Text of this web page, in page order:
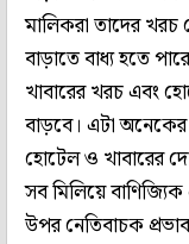
মালিকরা তাদের
বাড়াতে বাধ্য হতে
খাবারের খরচ এবং
বাড়বে। এটা
হোটেল ও খাবারের
সব মিলিয়ে বাণিজ্যিক
উপর নেতিবাচক